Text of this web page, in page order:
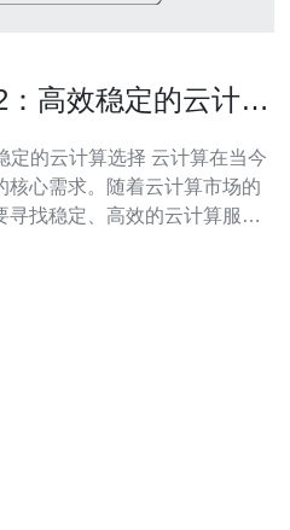
高效稳定的云计算
算选择 云计算在当今
核心需求。随着云计算市场的
找稳定、高效的云计算服务
区推出的一项云计算服务。